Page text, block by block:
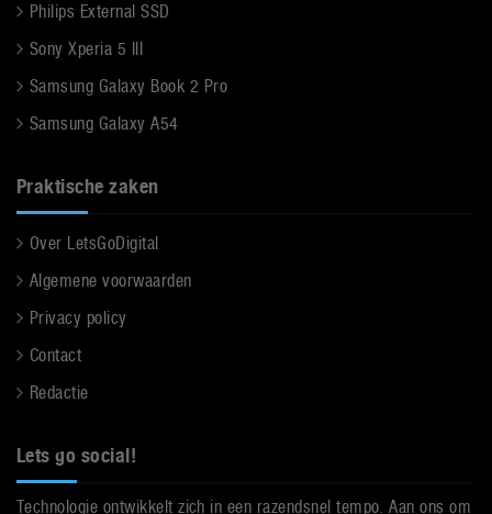
Philips External SSD
Sony Xperia 5 III
Samsung Galaxy Book 2 Pro
Samsung Galaxy A54
Praktische zaken
Over LetsGoDigital
Algemene voorwaarden
Privacy policy
Contact
Redactie
Lets go social!
Technologie ontwikkelt zich in een razendsnel tempo. Aan ons om